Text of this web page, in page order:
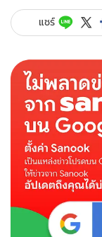
แสงทอง
หมอลำ
มาก
ความ
สามารถ
จาก
มรภ.อบ.
แชร์